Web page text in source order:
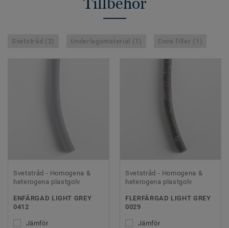
Svetstråd (2) Underlagsmaterial (1) Cove filler (1)
Svetstråd - Homogena &
heterogena plastgolv
ENFÄRGAD LIGHT GREY
0412
Jämför
Svetstråd - Homogena &
heterogena plastgolv
FLERFÄRGAD LIGHT GREY
0029
Jämför